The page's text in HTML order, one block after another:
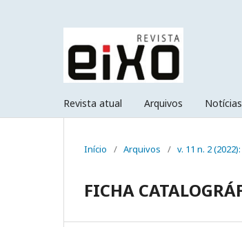
Revista atual Arquivos Notícias
Início / Arquivos / v. 11 n. 2
FICHA